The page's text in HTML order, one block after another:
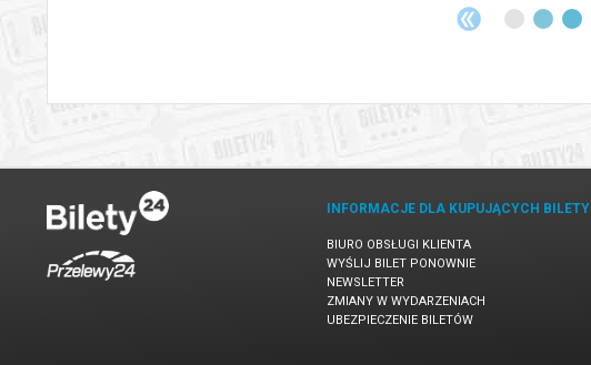
INFORMACJE DLA KUPUJĄCYCH BILETY
BIURO OBSŁUGI KLIENTA
WYŚLIJ BILET PONOWNIE
NEWSLETTER
ZMIANY W WYDARZENIACH
UBEZPIECZENIE BILETÓW